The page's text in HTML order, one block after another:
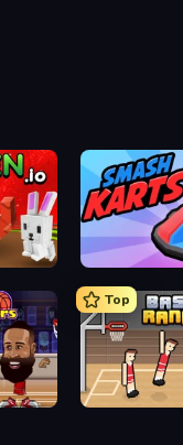
Smash Karts
Top
Basket Random